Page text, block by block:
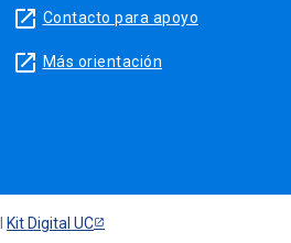
launch Contacto para apoyo
launch Más orientación
Kit Digital UC